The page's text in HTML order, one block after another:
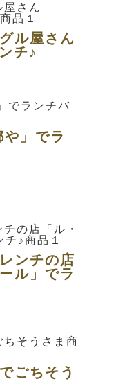
ル屋さん
チ♪
」でラ
ンチの店
ル」でラ
ごちそう